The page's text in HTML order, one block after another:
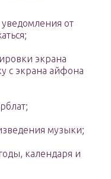
от
экрана
с экрана айфона
музыки;
календаря и